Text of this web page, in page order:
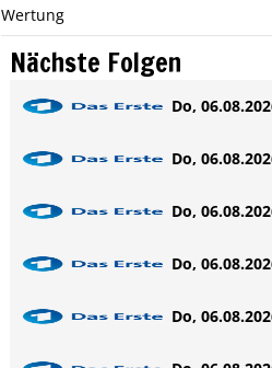
Wertung
Nächste Folgen
Do,
Do,
Do,
Do,
Do,